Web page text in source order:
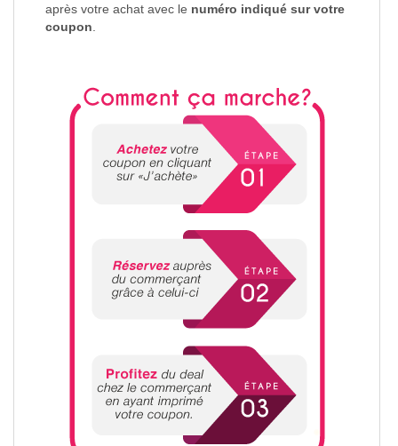
après votre achat avec le numéro indiqué sur votre
coupon.